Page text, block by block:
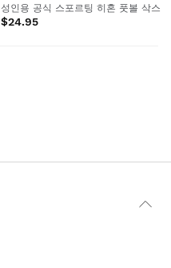
성인용 공식 스포르팅 히혼 풋볼 삭스
$24.95